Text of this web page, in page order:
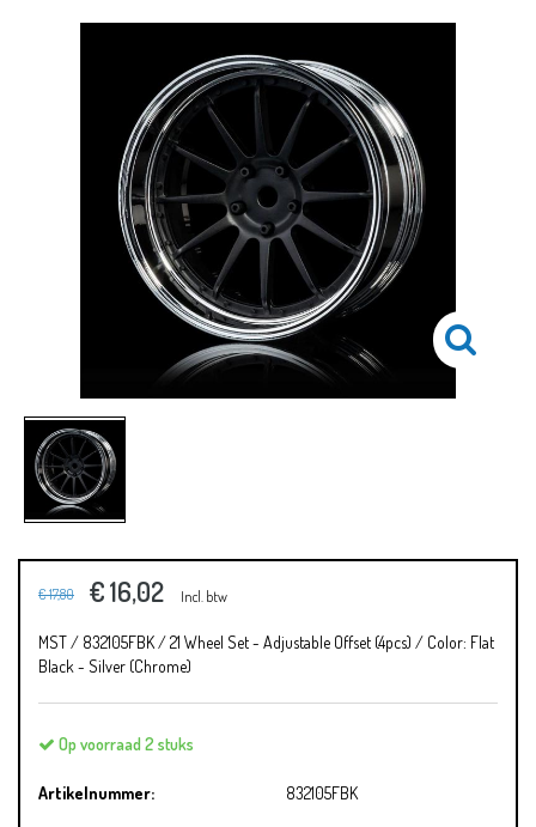
€ 17,80 € 16,02 Incl. btw
MST / 832105FBK / 21 Wheel Set - Adjustable Offset (4pcs) / Color: Flat
Black - Silver (Chrome)
Op voorraad 2 stuks
Artikelnummer: 832105FBK